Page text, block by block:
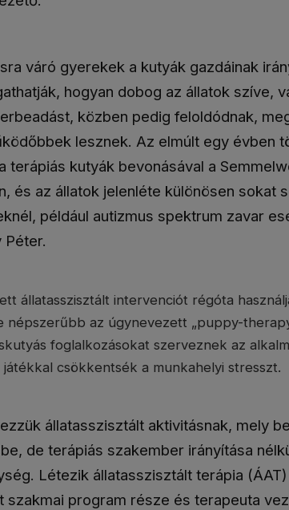
váró gyerekek a kutyák gazdáinak
hogyan dobog az állatok szíve,
közben pedig feloldódnak,
lesznek. Az elmúlt egy évben
terápiás kutyák bevonásával a
és az állatok jelenléte különösen sokat
például autizmus spektrum zavar
Péter.
állatasszisztált intervenciót régóta
népszerűbb az úgynevezett „puppy-
foglalkozásokat szerveznek az
csökkentsék a munkahelyi stresszt.
állatasszisztált aktivitásnak, mely
de terápiás szakember irányítása
Létezik állatasszisztált terápia
szakmai program része és terapeuta